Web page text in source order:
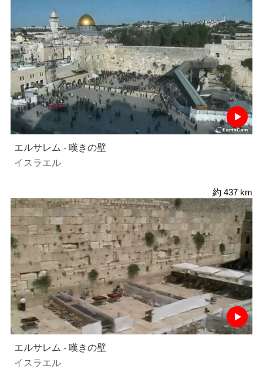
エルサレム - 嘆きの壁
イスラエル
約 437 km
エルサレム - 嘆きの壁
イスラエル